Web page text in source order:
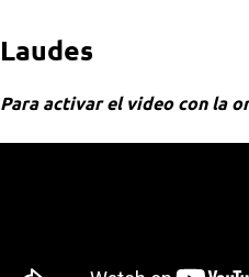
Laudes
Para activar el video con la